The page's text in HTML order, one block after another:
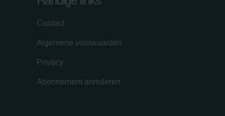
Contact
Algemene voorwaarden
Privacy
Abonnement annuleren